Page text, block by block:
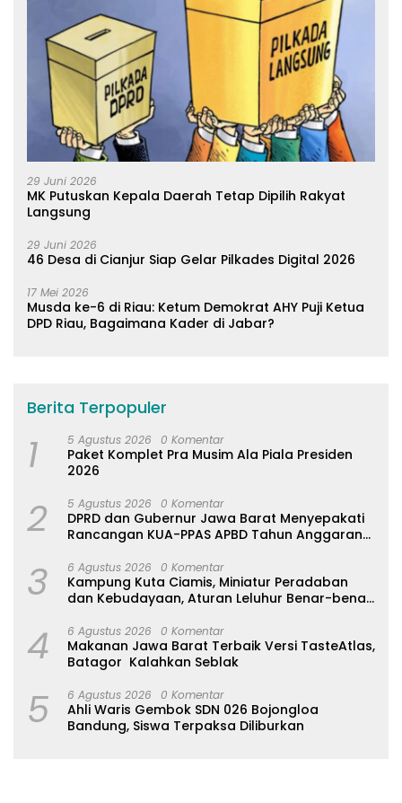
29 Juni 2026
MK Putuskan Kepala Daerah Tetap Dipilih Rakyat
Langsung
29 Juni 2026
46 Desa di Cianjur Siap Gelar Pilkades Digital 2026
17 Mei 2026
Musda ke-6 di Riau: Ketum Demokrat AHY Puji Ketua
DPD Riau, Bagaimana Kader di Jabar?
Berita Terpopuler
1 5 Agustus 2026 0 Komentar
Paket Komplet Pra Musim Ala Piala Presiden
2026
2 5 Agustus 2026 0 Komentar
DPRD dan Gubernur Jawa Barat Menyepakati
Rancangan KUA-PPAS APBD Tahun Anggaran
3 6 Agustus 2026 0 Komentar
Kampung Kuta Ciamis, Miniatur Peradaban
dan Kebudayaan, Aturan Leluhur Benar-benar
4 6 Agustus 2026 0 Komentar
Makanan Jawa Barat Terbaik Versi TasteAtlas,
Batagor Kalahkan Seblak
5 6 Agustus 2026 0 Komentar
Ahli Waris Gembok SDN 026 Bojongloa
Bandung, Siswa Terpaksa Diliburkan